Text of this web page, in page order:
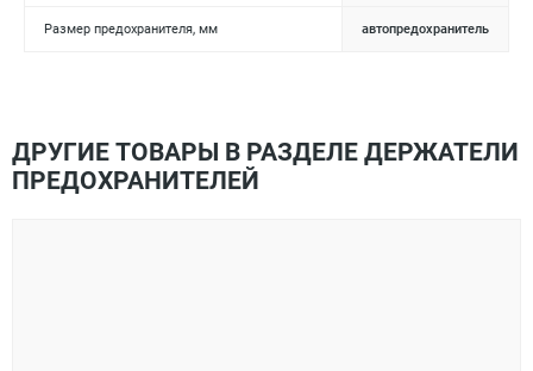
Размер предохранителя, мм автопредохранитель
ДРУГИЕ ТОВАРЫ В РАЗДЕЛЕ ДЕРЖАТЕЛИ
ПРЕДОХРАНИТЕЛЕЙ